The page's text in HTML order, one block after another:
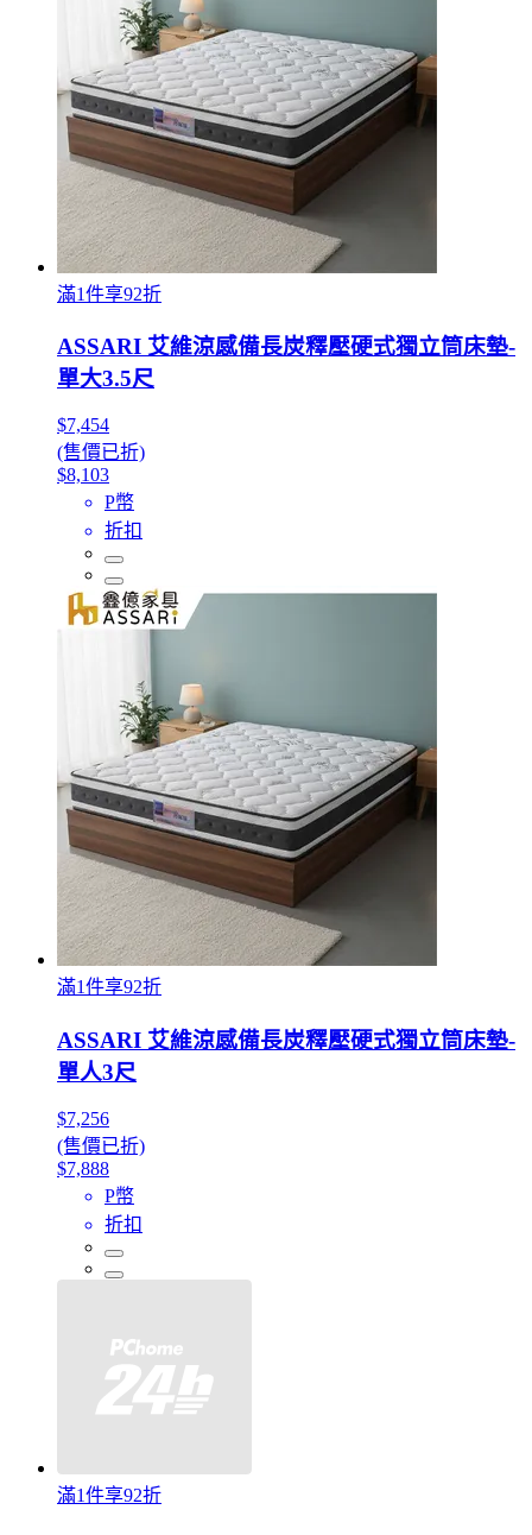
滿1件享92折
ASSARI 艾維涼感備長炭釋壓硬式獨立筒床墊-
單大3.5尺
$7,454
(售價已折)
$8,103
P幣
折扣
滿1件享92折
ASSARI 艾維涼感備長炭釋壓硬式獨立筒床墊-
單人3尺
$7,256
(售價已折)
$7,888
P幣
折扣
滿1件享92折